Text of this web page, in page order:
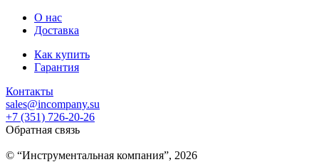
О нас
Доставка
Как купить
Гарантия
Контакты
sales@incompany.su
+7 (351) 726-20-26
Обратная связь
© “Инструментальная компания”, 2026